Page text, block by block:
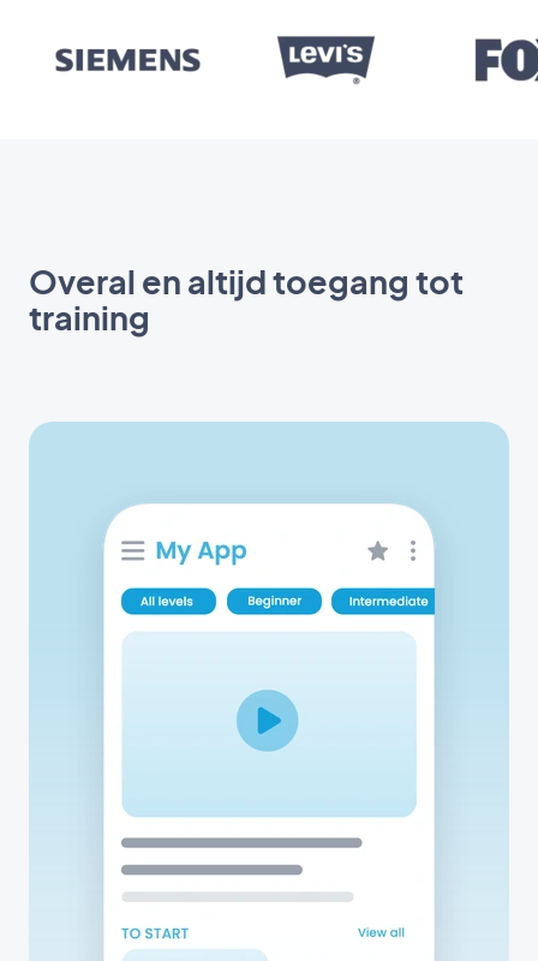
Overal en altijd toegang tot
training